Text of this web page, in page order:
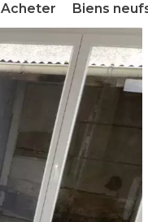
Acheter Biens